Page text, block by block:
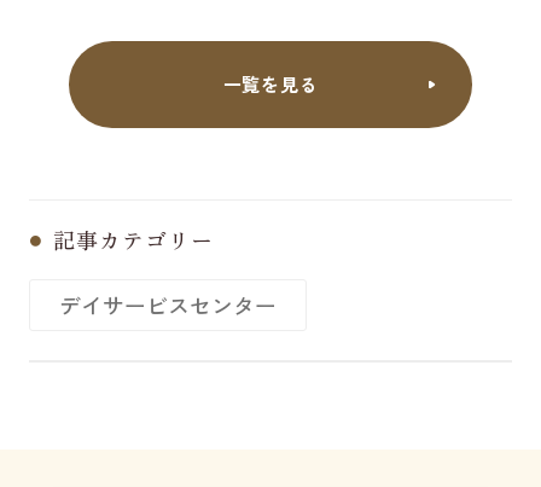
一覧を見る
記事カテゴリー
デイサービスセンター